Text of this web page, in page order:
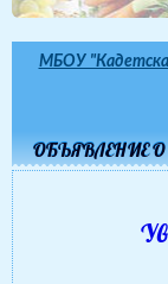
МБОУ
ОБЪЯВЛЕНИЕ